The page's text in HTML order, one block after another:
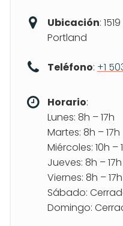
Ubicación:
Portland
Teléfono: +1
Horario:
Lunes: 8h – 17h
Martes: 8h – 17h
Miércoles: 10h –
Jueves: 8h – 17h
Viernes: 8h – 17h
Sábado:
Domingo: